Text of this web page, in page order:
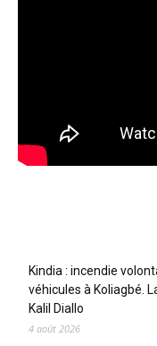
Kindia : incendie
véhicules à Koliagbé.
Kalil Diallo
4 août 2026